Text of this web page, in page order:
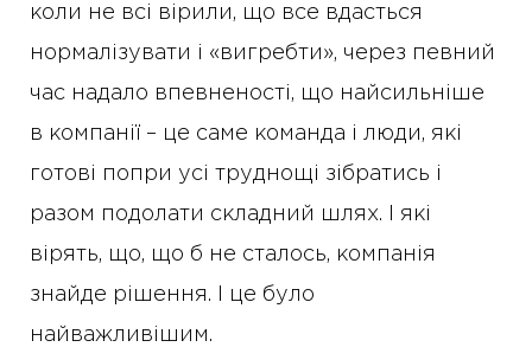
коли не всі вірили, що все вдасться
нормалізувати і «вигребти», через певний
час надало впевненості, що найсильніше
в компанії – це саме команда і люди, які
готові попри усі труднощі зібратись і
разом подолати складний шлях. І які
вірять, що, що б не сталось, компанія
знайде рішення. І це було
найважливішим.